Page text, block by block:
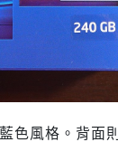
風格。背面